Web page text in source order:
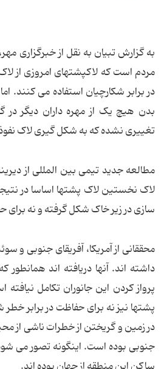
به گزارش تبیان به نقل از خبرگزاری
مردم است که لاکپشتهای امروزی از
در برابر شکارچیان استفاده می کنند.
بدن هیچ یک از مهره داران دیگر
تغییری نشده که به شکل گیری لاک
مطالعه جدید تیمی بین المللی از
لاک نخستین لاک پشتها اساسا در
سازی در زیر خاک شکل گرفته و نه برای
محققانی از آمریکا، آفریقای جنوبی و
داشته اند. آنها دریافته اند همانطور
پرواز کردن این جانوران تکامل
پشتها نیز نه برای حفاظت در برابر خطر
در زمین و گریختن از خطرات ناشی از
جنوبی بوده است. اینگونه تصور می